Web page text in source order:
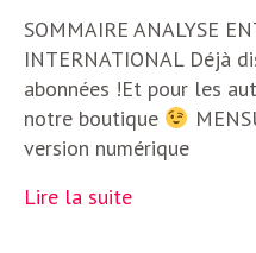
SOMMAIRE ANALYSE
INTERNATIONAL Déjà
abonnées !Et pour les
notre boutique
version numérique
Lire la suite